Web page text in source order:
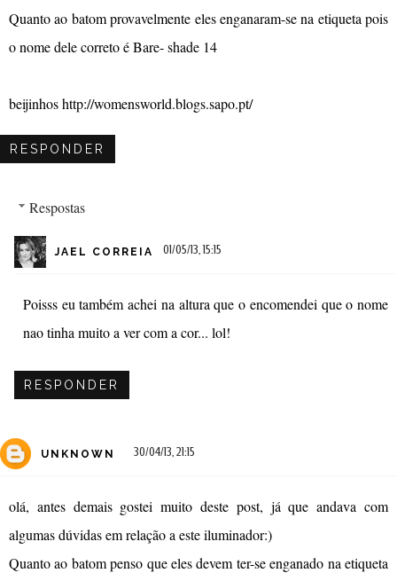
Quanto ao batom provavelmente eles enganaram-se na etiqueta pois
o nome dele correto é Bare- shade 14
beijinhos http://womensworld.blogs.sapo.pt/
RESPONDER
Respostas
JAEL CORREIA 01/05/13, 15:15
Poisss eu também achei na altura que o encomendei que o nome
nao tinha muito a ver com a cor... lol!
RESPONDER
UNKNOWN 30/04/13, 21:15
olá, antes demais gostei muito deste post, já que andava com
algumas dúvidas em relação a este iluminador:)
Quanto ao batom penso que eles devem ter-se enganado na etiqueta